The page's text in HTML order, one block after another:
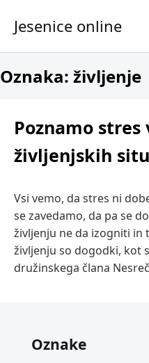
Skip to content
Jesenice online
Oznaka: življenje
Poznamo
življenjskih
Vsi vemo, da stres ni
se zavedamo, da pa se
življenju ne da izogniti in
življenju so dogodki, kot
družinskega člana
Oznake